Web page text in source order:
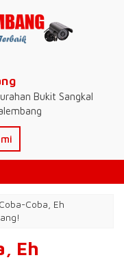
Bukit Sangkal
Coba, Eh
Eh